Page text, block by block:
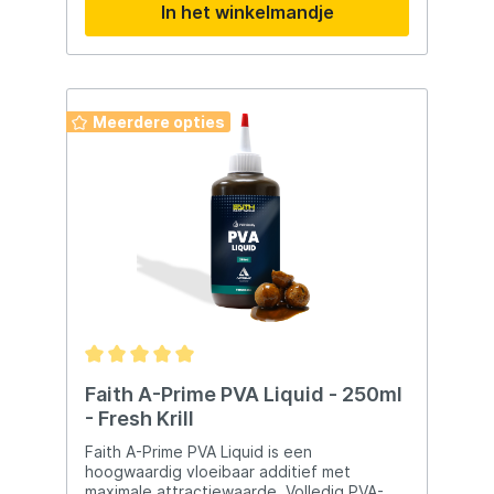
Geconcentreerde Aantrekkingskracht: De
unieke mix van ingrediënten zorgt voor een
aantrekkingskracht op karpers. Monster
Crab en Shrimp zijn bewezen vangers die al
jaren worden gebruikt op vele wateren in
voor het maken van custom pop-ups,
haakaas en boilies, waardoor je flexibel
kunt inspelen op de voorkeuren van de vis.
4 eieren · Goed schudden voor
In het winkelmandje
Meerdere opties
Faith A-Prime PVA Liquid - 250ml
- Fresh Krill
Faith A-Prime PVA Liquid is een
hoogwaardig vloeibaar additief met